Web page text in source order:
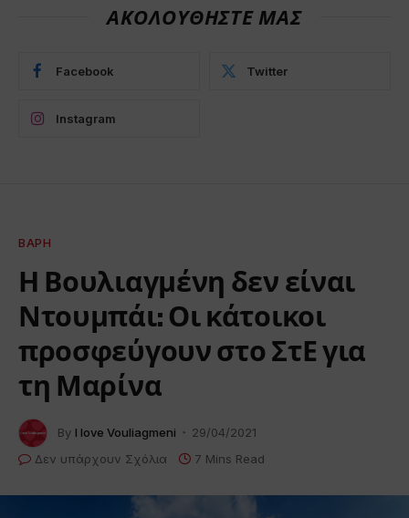
ΑΚΟΛΟΥΘΗΣΤΕ ΜΑΣ
Facebook Twitter
Instagram
ΒΆΡΗ
Η Βουλιαγμένη δεν είναι
Ντουμπάι: Οι κάτοικοι
προσφεύγουν στο ΣτΕ για
τη Μαρίνα
By I love Vouliagmeni
29/04/2021
Δεν υπάρχουν Σχόλια
7 Mins Read